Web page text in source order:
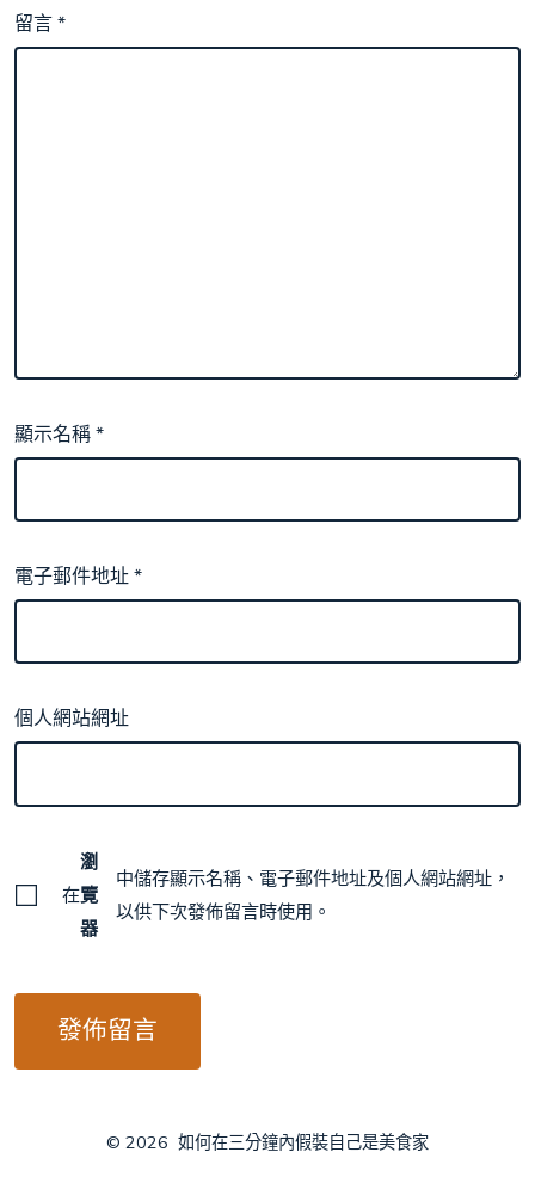
留言*
顯示名稱*
電子郵件地址*
個人網站網址
在
瀏
覽
器
中儲存顯示名稱、電子郵件地址及個人網站網址，
以供下次發佈留言時使用。
© 2026 如何在三分鐘內假裝自己是美食家